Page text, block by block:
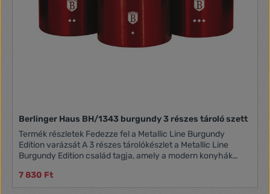
Berlinger Haus BH/1343 burgundy 3 részes tároló szett
Termék részletek Fedezze fel a Metallic Line Burgundy
Edition varázsát A 3 részes tárolókészlet a Metallic Line
Burgundy Edition család tagja, amely a modern konyhák
hanem stílusos is, így bátran kihelyezheti a konyhapultra,
hogy mindenki megcsodálhassa. A burgundi szín és a
7 830 Ft